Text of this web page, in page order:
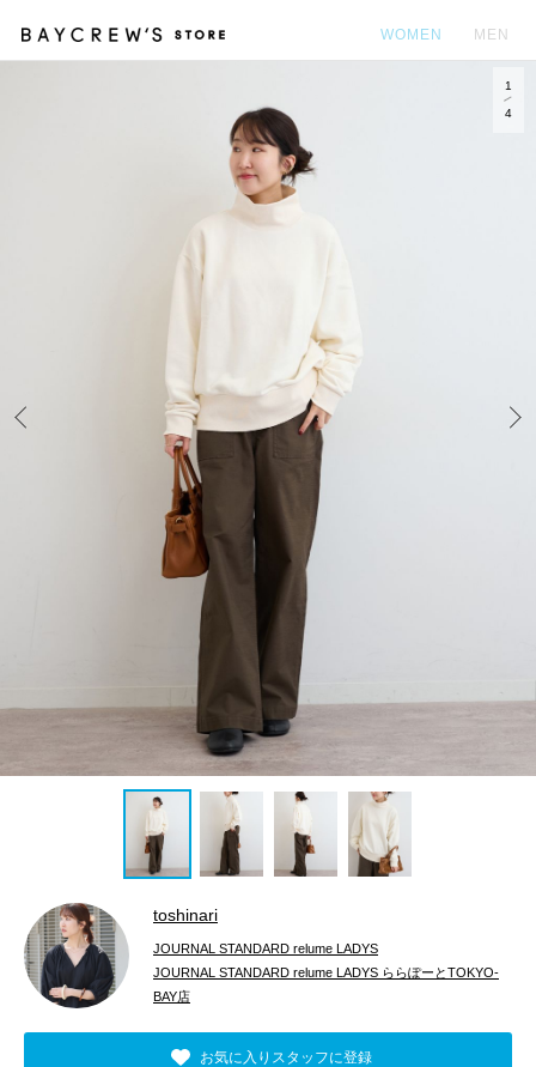
WOMEN MEN
1
4
toshinari
JOURNAL STANDARD relume LADYS
JOURNAL STANDARD relume LADYS ららぽーとTOKYO-
BAY店
お気に入りスタッフに登録